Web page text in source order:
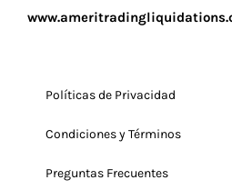
Políticas de Privacidad
Condiciones y Términos
Preguntas Frecuentes